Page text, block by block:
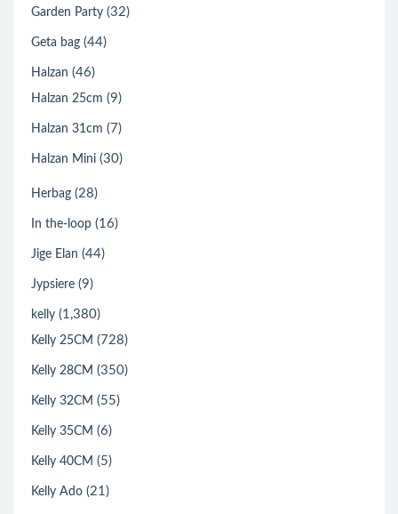
Garden Party (32)
Geta bag (44)
Halzan (46)
Halzan 25cm (9)
Halzan 31cm (7)
Halzan Mini (30)
Herbag (28)
In the-loop (16)
Jige Elan (44)
Jypsiere (9)
kelly (1,380)
Kelly 25CM (728)
Kelly 28CM (350)
Kelly 32CM (55)
Kelly 35CM (6)
Kelly 40CM (5)
Kelly Ado (21)